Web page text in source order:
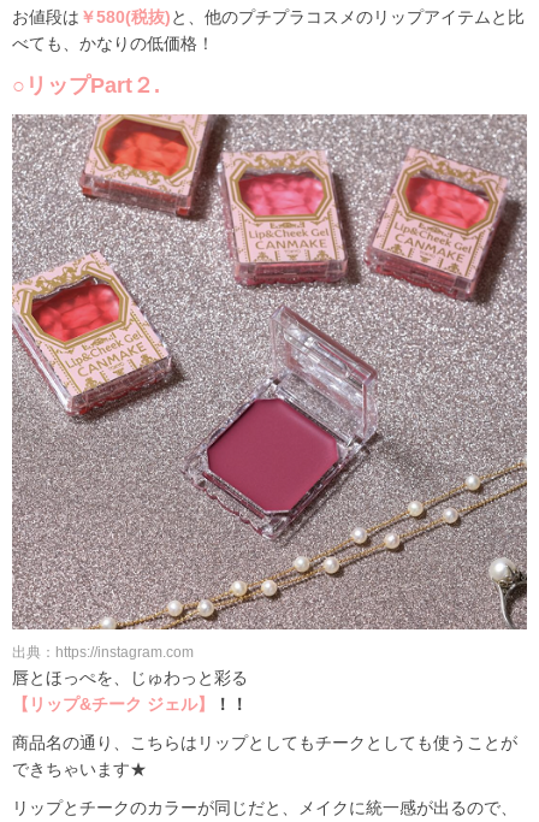
お値段は ￥580(税抜)と、他のプチプラコスメのリップアイテムと比
べても、かなりの低価格！
○リップPart２.
出典：https://instagram.com
唇とほっぺを、じゅわっと彩る
【リップ&チーク ジェル】
！！
商品名の通り、こちらはリップとしてもチークとしても使うことが
できちゃいます★
リップとチークのカラーが同じだと、メイクに統一感が出るので、